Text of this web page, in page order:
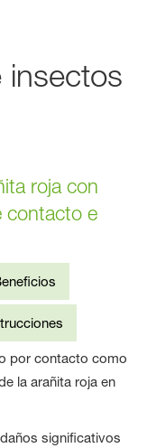
insectos
roja con
contacto e
por contacto como
la arañita roja en
significativos